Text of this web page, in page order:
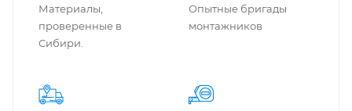
Материалы,
проверенные в
Сибири.
Опытные бригады
монтажников